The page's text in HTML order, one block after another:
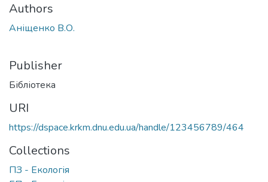
Authors
Аніщенко В.О.
Publisher
Бібліотека
URI
https://dspace.krkm.dnu.edu.ua/handle/123456789/464
Collections
ПЗ - Екологія